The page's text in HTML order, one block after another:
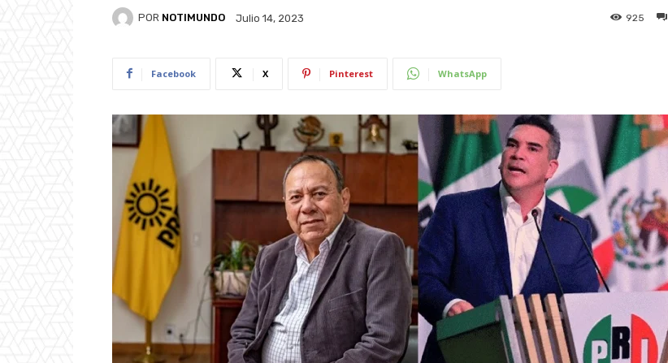
POR NOTIMUNDO Julio 14, 2023 925
Facebook X Pinterest WhatsApp